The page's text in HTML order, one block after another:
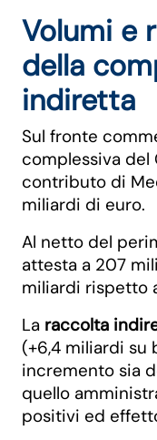
Volumi e
della
indiretta
Sul fronte
complessiva del
contributo di
miliardi di euro.
Al netto del
attesta a 207
miliardi rispetto
La raccolta
(+6,4 miliardi su
incremento sia
quello
positivi ed